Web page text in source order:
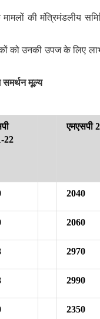
मामलों की मंत्रिमंडलीय
को उनकी उपज के लिए
मूल्‍य
22
एमएसपी
2040
2060
2970
2990
2350